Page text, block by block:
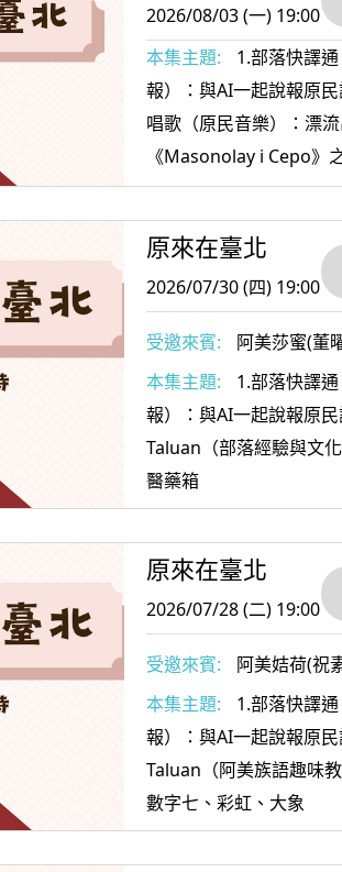
2026/08/03 (一) 19:00
本集主題:
1.部落快譯
報）：與AI一起說報原民訊息 2.
唱歌（原民音樂）：漂
《Masonolay i Cepo》
果＞3.原住民.com（生
抗憂鬱的水果
原來在臺北
2026/07/30 (四) 19:00
受邀來賓:
阿美莎蜜(董
本集主題:
1.部落快譯
報）：與AI一起說報原民訊息
Taluan（部落經驗與文
醫藥箱
原來在臺北
2026/07/28 (二) 19:00
受邀來賓:
阿美姞荷(祝
本集主題:
1.部落快譯
報）：與AI一起說報原民訊息
Taluan（阿美族語趣味
數字七、彩虹、大象